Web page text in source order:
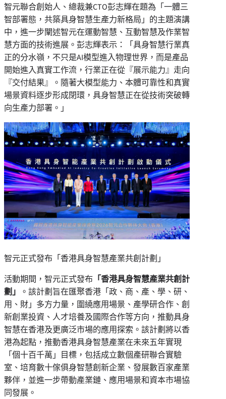
智元聯合創始人、總裁兼CTO彭志輝在題為「一體三
智部署態，共築具身智慧生產力新格局」的主題演講
中，進一步闡述智元在運動智慧、互動智慧及作業智
慧方面的技術進展。彭志輝表示：「具身智慧行業真
正的分水嶺，不只是AI模型進入物理世界，而是產品
開始進入真實工作流，行業正在從『展示能力』走向
『交付結果』。隨著大模型能力、本體可靠性和真實
場景資料逐步形成閉環，具身智慧正在從技術突破轉
向生產力部署。」
智元正式發布「香港具身智慧產業共創計劃」
活動期間，智元正式發布 「香港具身智慧產業共創計
劃」
。該計劃旨在匯聚香港「政、商、產、學、研、
用、財」多方力量，圍繞應用場景、產學研合作、創
新創業投資、人才培養及國際合作等方向，推動具身
智慧在香港及更廣泛市場的應用探索。該計劃將以香
港為起點，推動香港具身智慧產業在未來五年實現
「個十百千萬」目標，包括成立數個產研聯合實驗
室、培育數十傢俱身智慧創新企業、發展數百家產業
夥伴，並進一步帶動產業鏈、應用場景和資本市場協
同發展。